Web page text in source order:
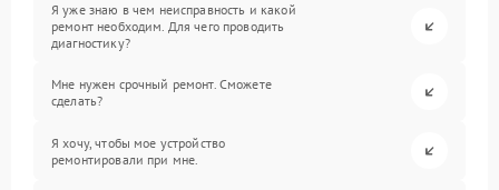
Я уже знаю в чем неисправность и какой
ремонт необходим. Для чего проводить
диагностику?
Мне нужен срочный ремонт. Сможете
сделать?
Я хочу, чтобы мое устройство
ремонтировали при мне.